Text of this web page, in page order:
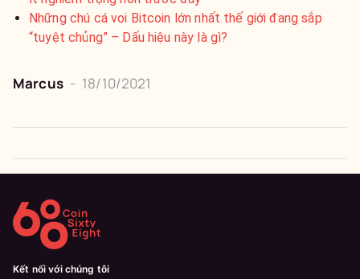
Những chú cá voi Bitcoin lớn nhất thế giới đang sắp
“tuyệt chủng” – Dấu hiệu này là gì?
Marcus - 18/10/2021
Kết nối với chúng tôi